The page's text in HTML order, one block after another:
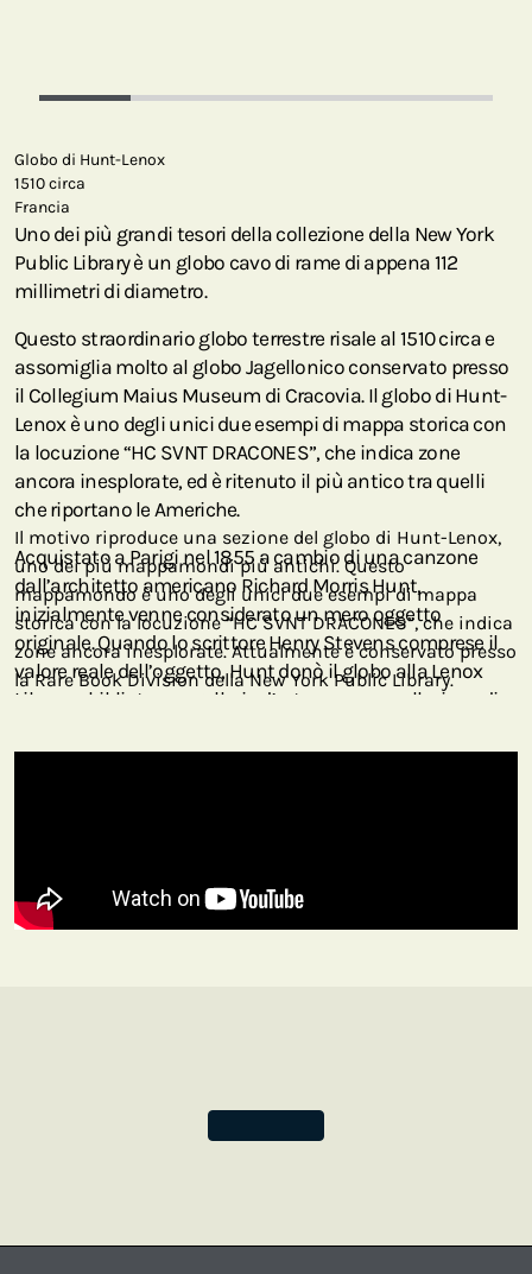
Globo di Hunt-Lenox
1510 circa
Francia
Uno dei più grandi tesori della collezione della New York
Public Library è un globo cavo di rame di appena 112
millimetri di diametro.
Questo straordinario globo terrestre risale al 1510 circa e
assomiglia molto al globo Jagellonico conservato presso
il Collegium Maius Museum di Cracovia. Il globo di Hunt-
Lenox è uno degli unici due esempi di mappa storica con
la locuzione “HC SVNT DRACONES”, che indica zone
ancora inesplorate, ed è ritenuto il più antico tra quelli
che riportano le Americhe.
Acquistato a Parigi nel 1855 a cambio di una canzone
dall’architetto americano Richard Morris Hunt,
inizialmente venne considerato un mero oggetto
originale. Quando lo scrittore Henry Stevens comprese il
valore reale dell’oggetto, Hunt donò il globo alla Lenox
Library – biblioteca e galleria d’arte con una collezione di
della quale era capo architetto.
Scopri di più su questa collaborazione esclusiva.
Il motivo riproduce una sezione del globo di Hunt-Lenox,
uno dei più mappamondi più antichi. Questo
mappamondo è uno degli unici due esempi di mappa
storica con la locuzione “HC SVNT DRACONES”, che indica
zone ancora inesplorate. Attualmente è conservato presso
la Rare Book Division della New York Public Library.